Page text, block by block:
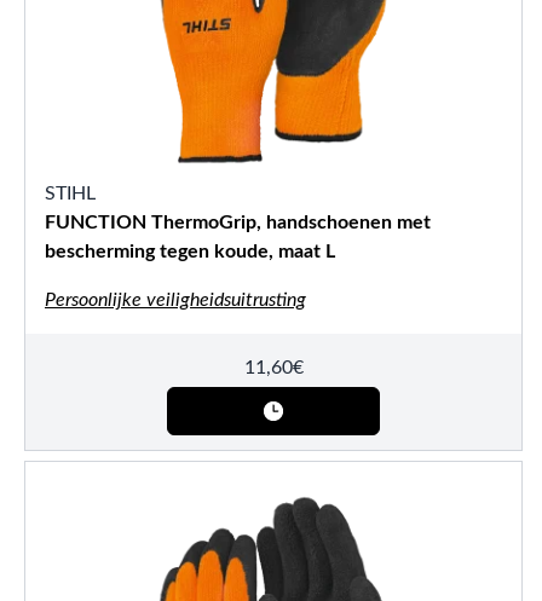
STIHL
FUNCTION ThermoGrip, handschoenen met
bescherming tegen koude, maat L
Persoonlijke veiligheidsuitrusting
11,60€